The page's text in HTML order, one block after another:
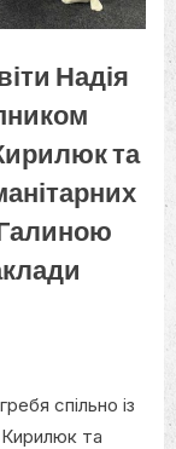
Надія
та
спільно із
та